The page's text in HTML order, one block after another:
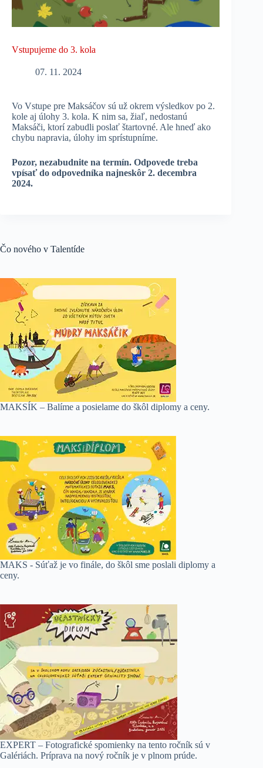
Vstupujeme do 3. kola
07. 11. 2024
Vo Vstupe pre Maksáčov sú už okrem výsledkov po 2.
kole aj úlohy 3. kola. K nim sa, žiaľ, nedostanú
Maksáči, ktorí zabudli poslať štartovné. Ale hneď ako
chybu napravia, úlohy im sprístupníme.
Pozor, nezabudnite na termín. Odpovede treba
vpísať do odpovedníka najneskôr 2. decembra
2024.
Čo nového v Talentíde
MAKSÍK – Balíme a posielame do škôl diplomy a ceny.
MAKS - Súťaž je vo finále, do škôl sme poslali diplomy a
ceny.
EXPERT – Fotografické spomienky na tento ročník sú v
Galériách. Príprava na nový ročník je v plnom prúde.